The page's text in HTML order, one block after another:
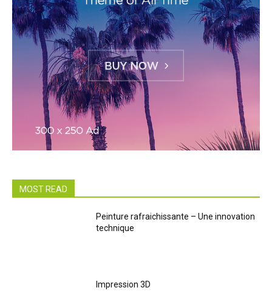
MOST READ
Peinture rafraichissante – Une innovation
technique
Impression 3D